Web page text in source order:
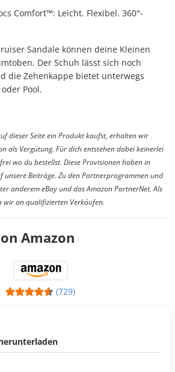
Comfort™: Leicht. Flexibel. 360°-
Sandale können deine Kleinen
Der Schuh lässt sich noch
die Zehenkappe bietet unterwegs
Pool.
dieser Seite ein Produkt kaufst, erhalten wir
als Vergütung. Für dich entstehen dabei keinerlei
wo du bestellst. Diese Provisionen haben in
unsere Beiträge. Zu den Partnerprogrammen und
anderem eBay und das Amazon PartnerNet. Als
wir an qualifizierten Verkäufen.
Amazon
(729)